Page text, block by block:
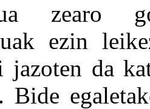
zearo
ezin
da
Bide